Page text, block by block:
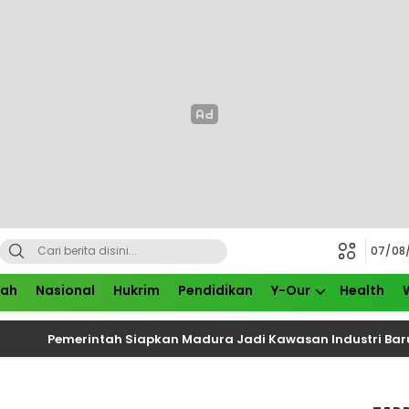
07/
Nasional Hukrim Pendidikan Y-Our Health
Pemerintah Siapkan Madura Jadi Kawasan Industri Baru,